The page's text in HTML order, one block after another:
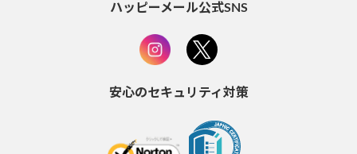
ハッピーメール公式SNS
安心のセキュリティ対策